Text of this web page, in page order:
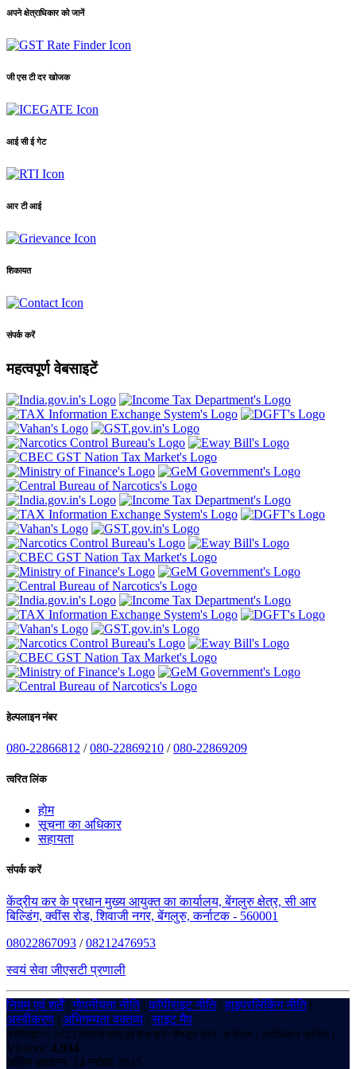
अपने क्षेत्राधिकार को जानें
जी एस टी दर खोजक
आई सी ई गेट
आर टी आई
शिकायत
संपर्क करें
महत्वपूर्ण वेबसाइटें
हेल्पलाइन नंबर
080-22866812 /080-22869210 /080-22869209
त्वरित लिंक
होम
सूचना का अधिकार
सहायता
संपर्क करें
केंद्रीय कर के प्रधान मुख्य आयुक्त का कार्यालय, बेंगलुरु क्षेत्र, सी आर
बिल्डिंग, क्वींस रोड, शिवाजी नगर, बेंगलुरु, कर्नाटक - 560001
08022867093 /08212476953
स्वयं सेवा जीएसटी प्रणाली
नियम एवं शर्तें|गोपनीयता नीति|कॉपीराइट नीति|हाइपरलिंकिंग नीति|
अस्वीकरण | अभिगम्यता वक्तव्य |साइट मैप
कॉपीराइट © 2025 केंद्रीय वस्तु एवं सेवा कर - बेंगलुरु ज़ोन - कर्नाटक। सर्वाधिकार सुरक्षित।
Visitors: 4,934
अंतिम अद्यतन: 14 नवंबर 2025